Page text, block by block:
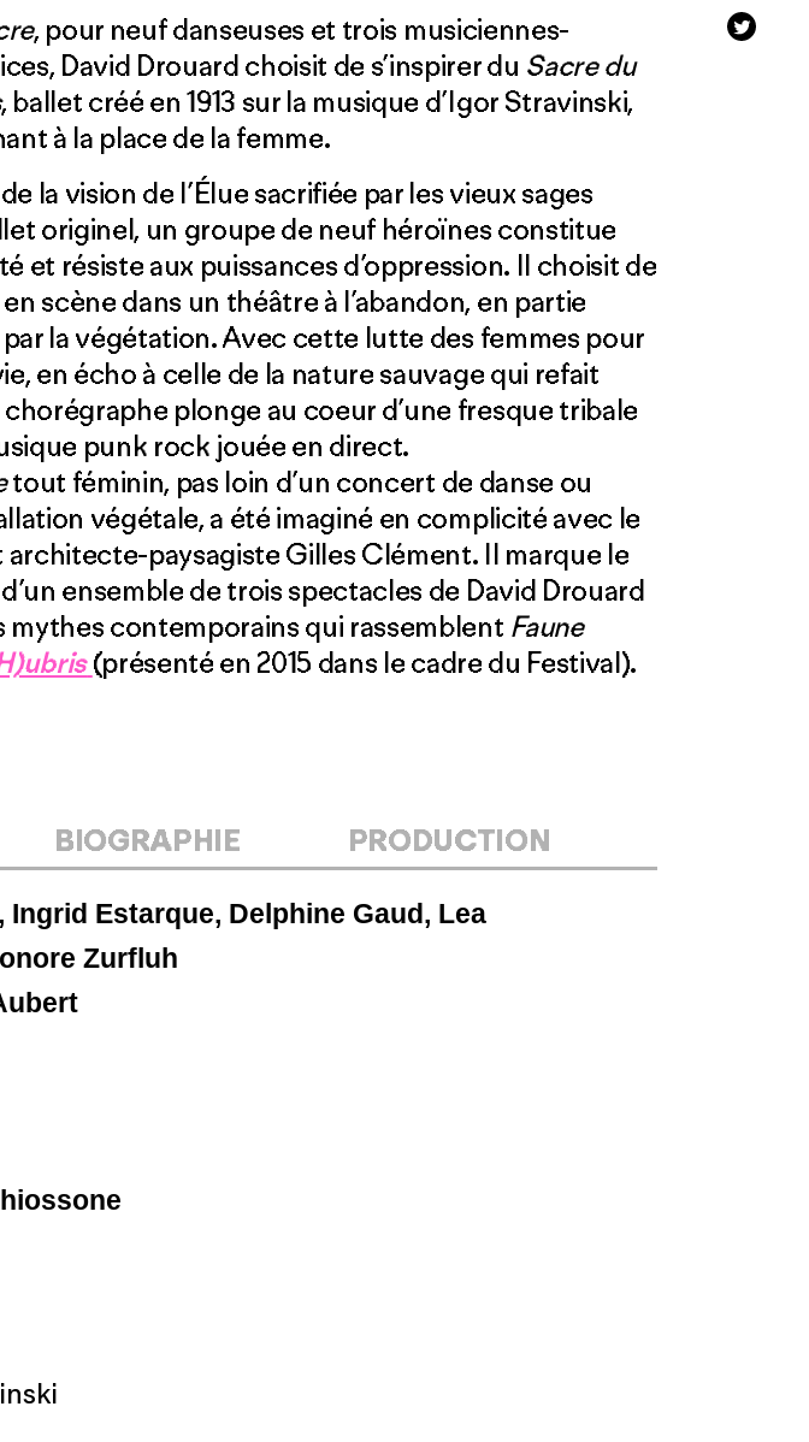
, pour neuf danseuses et trois musiciennes-
David Drouard choisit de s’inspirer du Sacre du
, ballet créé en 1913 sur la musique d’Igor Stravinski,
à la place de la femme.
la vision de l’Élue sacrifiée par les vieux sages
originel, un groupe de neuf héroïnes constitue
et résiste aux puissances d’oppression. Il choisit de
scène dans un théâtre à l’abandon, en partie
la végétation. Avec cette lutte des femmes pour
en écho à celle de la nature sauvage qui refait
plonge au coeur d’une fresque tribale
punk rock jouée en direct.
tout féminin, pas loin d’un concert de danse ou
végétale, a été imaginé en complicité avec le
architecte-paysagiste Gilles Clément. Il marque le
ensemble de trois spectacles de David Drouard
mythes contemporains qui rassemblent Faune
(présenté en 2015 dans le cadre du Festival).
BIOGRAPHIE PRODUCTION
Estarque, Delphine Gaud, Lea
Zurfluh